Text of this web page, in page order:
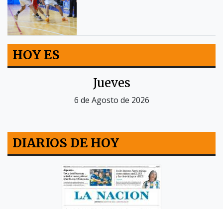
HOY ES
Jueves
6 de Agosto de 2026
DIARIOS DE HOY